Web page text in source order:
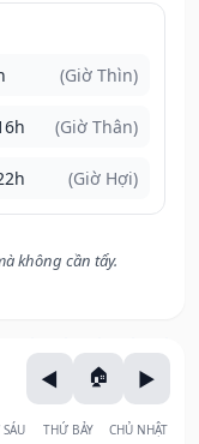
(Giờ Thìn)
(Giờ Thân)
(Giờ Hợi)
không cần tẩy.
THỨ BẢY CHỦ NHẬT